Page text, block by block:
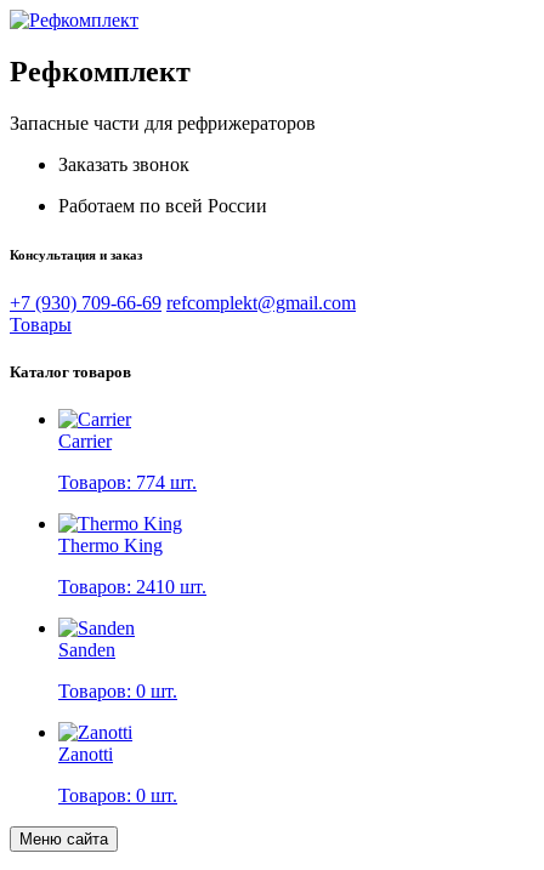
Рефкомплект
Запасные части для рефрижераторов
Заказать звонок
Работаем по всей России
Консультация и заказ
+7 (930) 709-66-69 refcomplekt@gmail.com
Товары
Каталог товаров
Carrier
Товаров: 774 шт.
Thermo King
Товаров: 2410 шт.
Sanden
Товаров: 0 шт.
Zanotti
Товаров: 0 шт.
Меню сайта